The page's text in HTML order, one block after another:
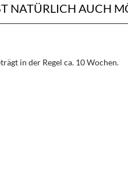
NATÜRLICH AUCH
in der Regel ca. 10 Wochen.